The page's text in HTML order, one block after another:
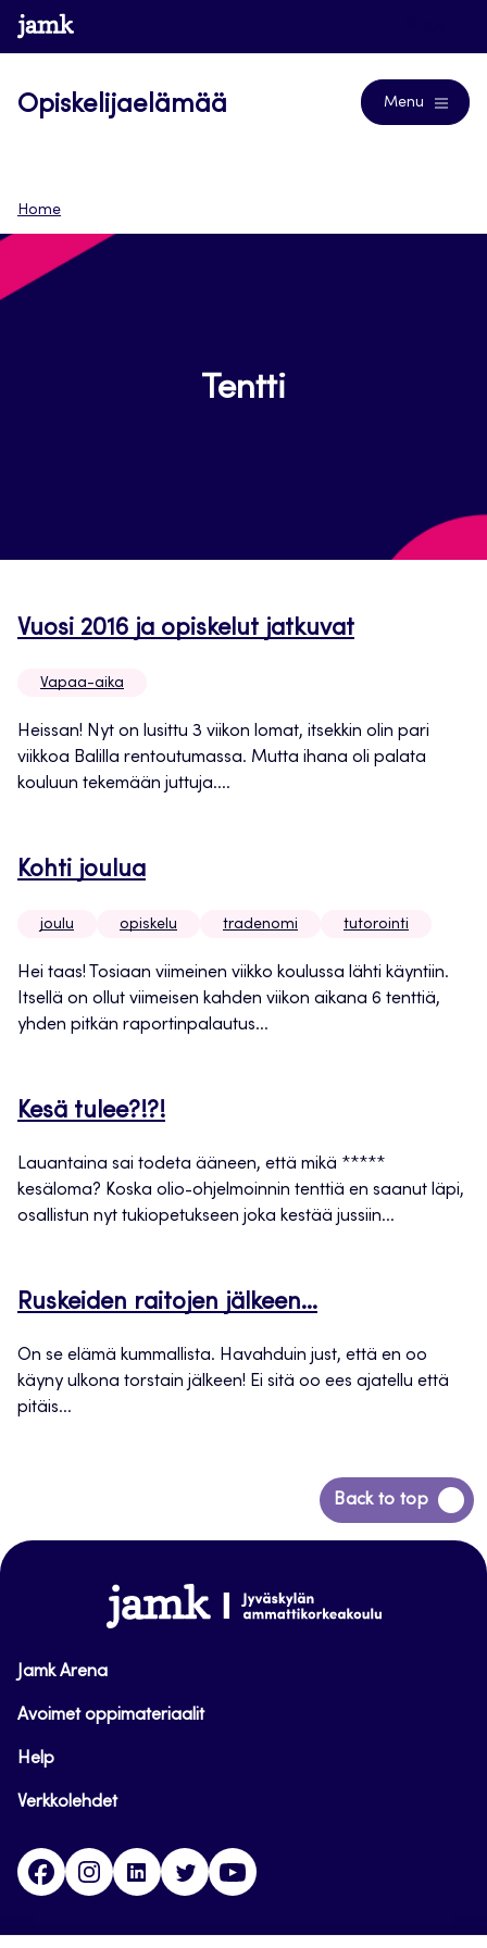
Siirry
suoraan
www.jamk.fi
Opiskelijaelämää Menu
Home
Tentti
Vuosi 2016 ja opiskelut jatkuvat
Vapaa-aika
Heissan! Nyt on lusittu 3 viikon lomat, itsekkin olin pari
viikkoa Balilla rentoutumassa. Mutta ihana oli palata
kouluun tekemään juttuja....
Kohti joulua
joulu opiskelu tradenomi tutorointi
Hei taas! Tosiaan viimeinen viikko koulussa lähti käyntiin.
Itsellä on ollut viimeisen kahden viikon aikana 6 tenttiä,
yhden pitkän raportinpalautus...
Kesä tulee?!?!
Lauantaina sai todeta ääneen, että mikä *****
kesäloma? Koska olio-ohjelmoinnin tenttiä en saanut läpi,
osallistun nyt tukiopetukseen joka kestää jussiin...
Ruskeiden raitojen jälkeen…
On se elämä kummallista. Havahduin just, että en oo
käyny ulkona torstain jälkeen! Ei sitä oo ees ajatellu että
pitäis...
Back to top
Siirry
takaisin
www.jamk.fi
Jamk Arena
Avoimet oppimateriaalit
Help
Verkkolehdet
FacebookInstagramLinkedinTwitter